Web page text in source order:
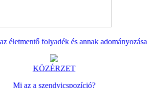
életmentő folyadék és annak adományozása
KÖZÉRZET
Mi az a szendvicspozíció?